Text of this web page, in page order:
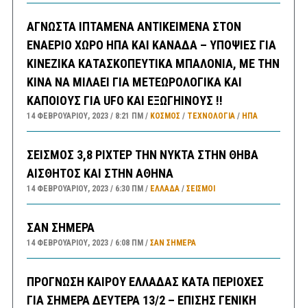
ΑΓΝΩΣΤΑ ΙΠΤΑΜΕΝΑ ΑΝΤΙΚΕΙΜΕΝΑ ΣΤΟΝ
ΕΝΑΕΡΙΟ ΧΩΡΟ ΗΠΑ ΚΑΙ ΚΑΝΑΔΑ – ΥΠΟΨΙΕΣ ΓΙΑ
ΚΙΝΕΖΙΚΑ ΚΑΤΑΣΚΟΠΕΥΤΙΚΑ ΜΠΑΛΟΝΙΑ, ΜΕ ΤΗΝ
ΚΙΝΑ ΝΑ ΜΙΛΑΕΙ ΓΙΑ ΜΕΤΕΩΡΟΛΟΓΙΚΑ ΚΑΙ
ΚΑΠΟΙΟΥΣ ΓΙΑ UFO ΚΑΙ ΕΞΩΓΗΙΝΟΥΣ !!
14 ΦΕΒΡΟΥΑΡΊΟΥ, 2023 8:21 ΠΜ ΚΟΣΜΟΣ / ΤΕΧΝΟΛΟΓΙΑ/ ΗΠΑ
ΣΕΙΣΜΟΣ 3,8 ΡΙΧΤΕΡ ΤΗΝ ΝΥΚΤΑ ΣΤΗΝ ΘΗΒΑ
ΑΙΣΘΗΤΟΣ ΚΑΙ ΣΤΗΝ ΑΘΗΝΑ
14 ΦΕΒΡΟΥΑΡΊΟΥ, 2023 6:30 ΠΜ ΕΛΛΑΔA/ ΣΕΙΣΜΟΙ
ΣΑΝ ΣΗΜΕΡΑ
14 ΦΕΒΡΟΥΑΡΊΟΥ, 2023 6:08 ΠΜ ΣΑΝ ΣΉΜΕΡΑ
ΠΡΟΓΝΩΣΗ ΚΑΙΡΟΥ ΕΛΛΑΔΑΣ ΚΑΤΑ ΠΕΡΙΟΧΕΣ
ΓΙΑ ΣΗΜΕΡΑ ΔΕΥΤΕΡΑ 13/2 – ΕΠΙΣΗΣ ΓΕΝΙΚΗ